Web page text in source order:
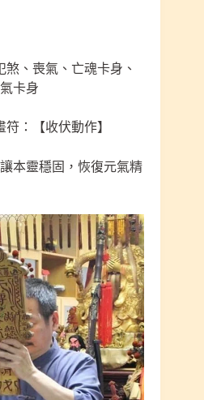
、喪氣、亡魂卡身、
卡身
：【收伏動作】
本靈穩固，恢復元氣精